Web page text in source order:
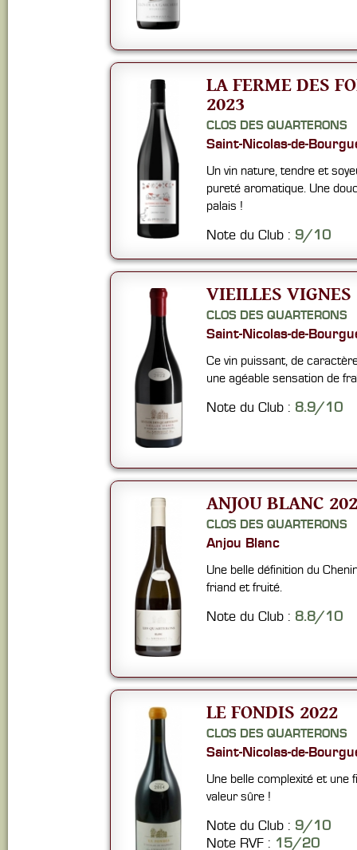
LA FERME DES
2023
CLOS DES QUARTERONS
Saint-Nicolas-de-
Un vin nature, tendre et
pureté aromatique. Une
palais !
Note du Club : 9/10
VIEILLES VIGNES
CLOS DES QUARTERONS
Saint-Nicolas-de-
Ce vin puissant, de
une agéable sensation de
Note du Club : 8.9/10
ANJOU BLANC
CLOS DES QUARTERONS
Anjou Blanc
Une belle définition du
friand et fruité.
Note du Club : 8.8/10
LE FONDIS 2022
CLOS DES QUARTERONS
Saint-Nicolas-de-
Une belle complexité et une
valeur sûre !
Note du Club : 9/10
Note RVF : 15/20